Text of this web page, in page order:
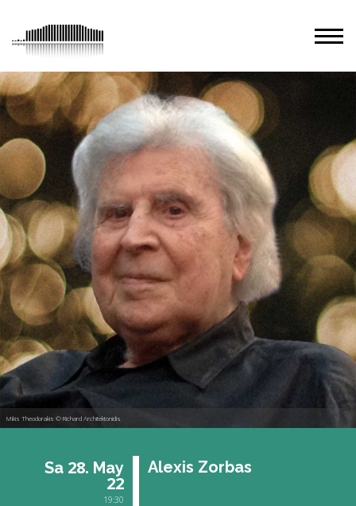
Mikis Theodorakis © Richard Architektonidis
Sa 28. May
22
19:30
Al­exis Zor­bas